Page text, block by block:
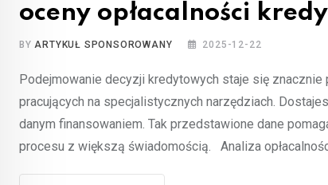
oceny opłacalności
BYARTYKUŁ SPONSOROWANY 2025-12-22
Podejmowanie decyzji kredytowych staje się
pracujących na specjalistycznych narzędziach.
danym finansowaniem. Tak przedstawione dane
procesu z większą świadomością. Analiza